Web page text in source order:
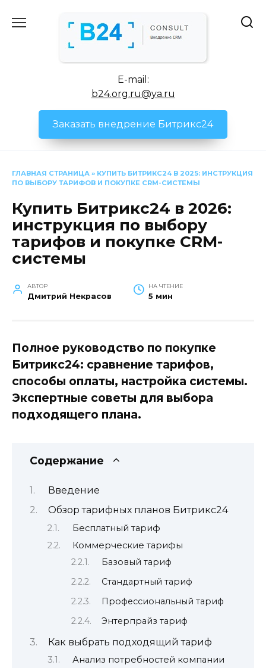
E-mail:
b24.org.ru@ya.ru
Заказать внедрение Битрикс24
ГЛАВНАЯ СТРАНИЦА » КУПИТЬ БИТРИКС24 В 2025: ИНСТРУКЦИЯ
ПО ВЫБОРУ ТАРИФОВ И ПОКУПКЕ CRM-СИСТЕМЫ
Купить Битрикс24 в 2026:
инструкция по выбору
тарифов и покупке CRM-
системы
АВТОР
Дмитрий Некрасов
НА ЧТЕНИЕ
5 мин
Полное руководство по покупке
Битрикс24: сравнение тарифов,
способы оплаты, настройка системы.
Экспертные советы для выбора
подходящего плана.
Содержание
Введение
Обзор тарифных планов Битрикс24
Бесплатный тариф
Коммерческие тарифы
Базовый тариф
Стандартный тариф
Профессиональный тариф
Энтерпрайз тариф
Как выбрать подходящий тариф
Анализ потребностей компании